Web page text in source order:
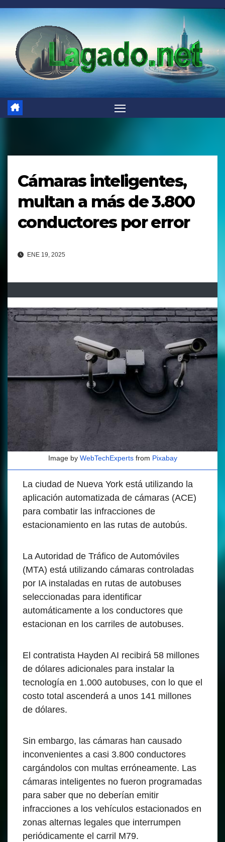
Saltar
al
contenido
Cámaras inteligentes,
multan a más de 3.800
conductores por error
ENE 19, 2025
Image by WebTechExpertsfrom Pixabay
La ciudad de Nueva York está utilizando la
aplicación automatizada de cámaras (ACE)
para combatir las infracciones de
estacionamiento en las rutas de autobús.
La Autoridad de Tráfico de Automóviles
(MTA) está utilizando cámaras controladas
por IA instaladas en rutas de autobuses
seleccionadas para identificar
automáticamente a los conductores que
estacionan en los carriles de autobuses.
El contratista Hayden AI recibirá 58 millones
de dólares adicionales para instalar la
tecnología en 1.000 autobuses, con lo que el
costo total ascenderá a unos 141 millones
de dólares.
Sin embargo, las cámaras han causado
inconvenientes a casi 3.800 conductores
cargándolos con multas erróneamente. Las
cámaras inteligentes no fueron programadas
para saber que no deberían emitir
infracciones a los vehículos estacionados en
zonas alternas legales que interrumpen
periódicamente el carril M79.